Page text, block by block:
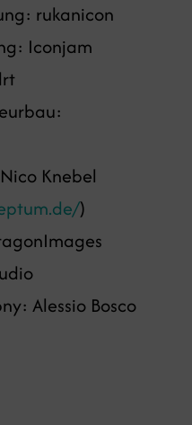
rukanicon
Iconjam
Knebel
)
Alessio Bosco